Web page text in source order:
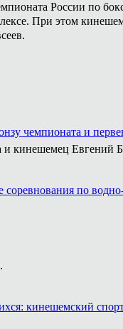
России по
При этом
чемпионата и
и кинешемец Евгений
по
кинешемский